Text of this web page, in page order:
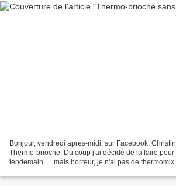
Bonjour, vendredi après-midi, sur Facebook,
Thermo-brioche. Du coup j'ai décidé de la faire pour
lendemain......mais horreur, je n'ai pas de